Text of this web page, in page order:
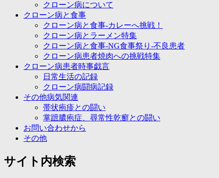
クローン病について
クローン病と食事
クローン病と食事-カレーへ挑戦！
クローン病とラーメン特集
クローン病と食事-NG食事祭り-不良患者
クローン病患者焼肉への挑戦特集
クローン病患者時事戯言
日常生活の記録
クローン病闘病記録
その他病気関連
帯状疱疹との闘い
掌蹠膿疱症、尋常性乾癬との闘い
お問い合わせから
その他
サイト内検索